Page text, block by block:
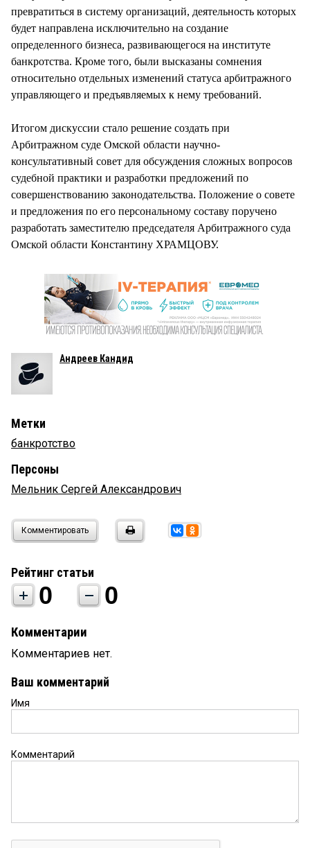
превратиться в систему организаций, деятельность которых
будет направлена исключительно на создание
определенного бизнеса, развивающегося на институте
банкротства. Кроме того, были высказаны сомнения
относительно отдельных изменений статуса арбитражного
управляющего и предъявляемых к нему требований.
Итогом дискуссии стало решение создать при
Арбитражном суде Омской области научно-
консультативный совет для обсуждения сложных вопросов
судебной практики и разработки предложений по
совершенствованию законодательства. Положение о совете
и предложения по его персональному составу поручено
разработать заместителю председателя Арбитражного суда
Омской области Константину ХРАМЦОВУ.
Андреев Кандид
Метки
банкротство
Персоны
Мельник Сергей Александрович
Комментировать
Рейтинг статьи
0 0
Комментарии
Комментариев нет.
Ваш комментарий
Имя
Комментарий